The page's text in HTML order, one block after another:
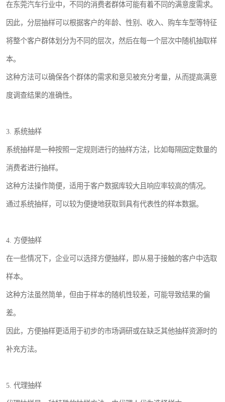
在东莞汽车行业中，不同的消费者群体可能有着不同的满意度需求。
因此，分层抽样可以根据客户的年龄、性别、收入、购车车型等特征
将整个客户群体划分为不同的层次，然后在每一个层次中随机抽取样
本。
这种方法可以确保各个群体的需求和意见被充分考量，从而提高满意
度调查结果的准确性。
3. 系统抽样
系统抽样是一种按照一定规则进行的抽样方法，比如每隔固定数量的
消费者进行抽样。
这种方法操作简便，适用于客户数据库较大且响应率较高的情况。
通过系统抽样，可以较为便捷地获取到具有代表性的样本数据。
4. 方便抽样
在一些情况下，企业可以选择方便抽样，即从易于接触的客户中选取
样本。
这种方法虽然简单，但由于样本的随机性较差，可能导致结果的偏
差。
因此，方便抽样更适用于初步的市场调研或在缺乏其他抽样资源时的
补充方法。
5. 代理抽样